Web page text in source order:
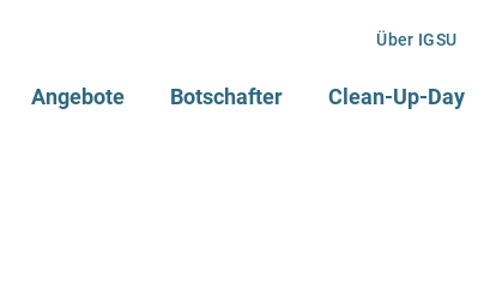
Über IGSU
Angebote Botschafter Clean-Up-Day